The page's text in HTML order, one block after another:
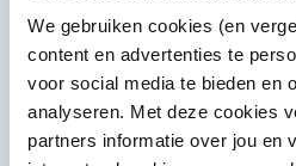
We gebruiken cookies (en
content en advertenties te
voor social media te bieden en
analyseren. Met deze cookies
partners informatie over jou en